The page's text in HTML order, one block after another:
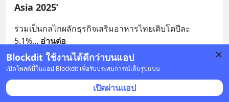
Blockdit ใช้งานได้ดีกว่าบนแอป
เปิดโพสต์นี้ในแอป Blockdit เพื่อรับประสบการณ์เต็มรูปแบบ
เปิดผ่านแอป
Asia 2025’
ร่วมเป็นกลไกผลักธุรกิจเสริมอาหารไทยเติบโตปีละ
5.1%... อ่านต่อ
บันทึก
25 ก.ค. 2025 เวลา 07:56 • สุขภาพ